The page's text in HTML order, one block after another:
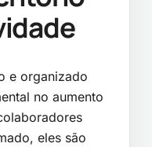
e organizado
no aumento
eles são